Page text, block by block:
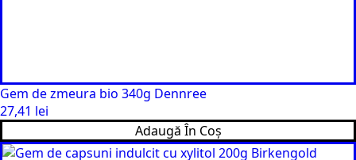
Gem de zmeura bio 340g Dennree
27,41 lei
Adaugă În Coș